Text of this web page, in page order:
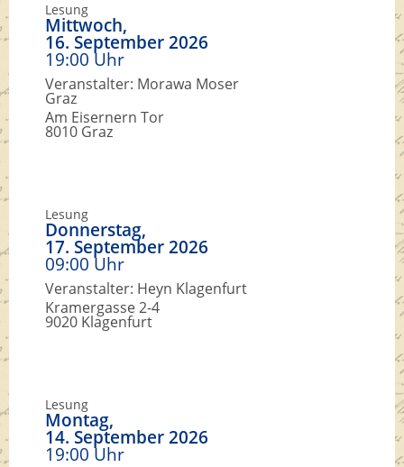
Lesung
Mittwoch,
16. September 2026
19:00 Uhr
Veranstalter: Morawa Moser
Graz
Am Eisernern Tor
8010 Graz
Lesung
Donnerstag,
17. September 2026
09:00 Uhr
Veranstalter: Heyn Klagenfurt
Kramergasse 2-4
9020 Klagenfurt
Lesung
Montag,
14. September 2026
19:00 Uhr